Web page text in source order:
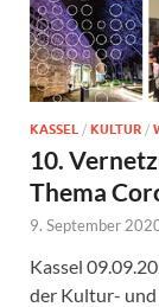
KASSEL / KULTUR /
10.
Thema
9. September
Kassel
der Kultur-